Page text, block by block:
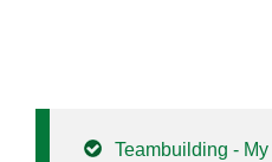
Teambuilding -